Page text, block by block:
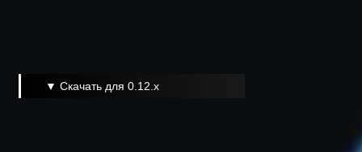
▼ Скачать для 0.12.x